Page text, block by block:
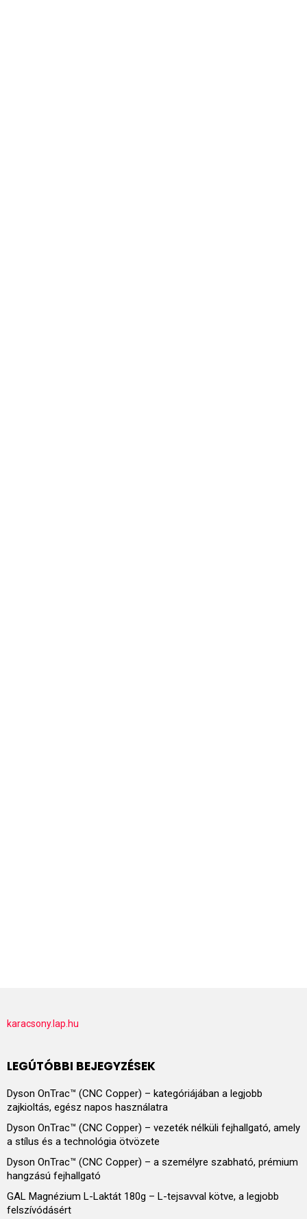
karacsony.lap.hu
LEGÚTÓBBI BEJEGYZÉSEK
Dyson OnTrac™ (CNC Copper) – kategóriájában a legjobb
zajkioltás, egész napos használatra
Dyson OnTrac™ (CNC Copper) – vezeték nélküli fejhallgató, amely
a stílus és a technológia ötvözete
Dyson OnTrac™ (CNC Copper) – a személyre szabható, prémium
hangzású fejhallgató
GAL Magnézium L-Laktát 180g – L-tejsavval kötve, a legjobb
felszívódásért